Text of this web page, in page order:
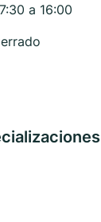
a 16:00